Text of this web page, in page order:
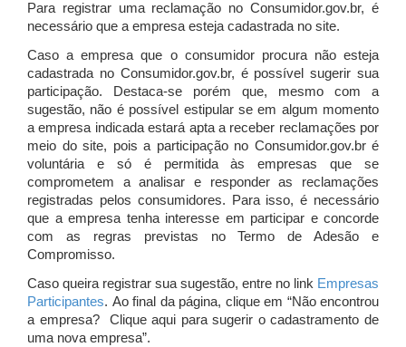
Para registrar uma reclamação no Consumidor.gov.br, é
necessário que a empresa esteja cadastrada no site.
Caso a empresa que o consumidor procura não esteja
cadastrada no Consumidor.gov.br, é possível sugerir sua
participação. Destaca-se porém que, mesmo com a
sugestão, não é possível estipular se em algum momento
a empresa indicada estará apta a receber reclamações por
meio do site, pois a participação no Consumidor.gov.br é
voluntária e só é permitida às empresas que se
comprometem a analisar e responder as reclamações
registradas pelos consumidores. Para isso, é necessário
que a empresa tenha interesse em participar e concorde
com as regras previstas no Termo de Adesão e
Compromisso.
Caso queira registrar sua sugestão, entre no link Empresas
Participantes. Ao final da página, clique em “Não encontrou
a empresa? Clique aqui para sugerir o cadastramento de
uma nova empresa”.